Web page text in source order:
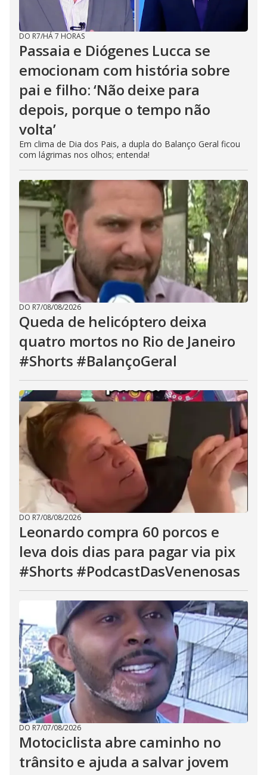
DO R7/HÁ 7 HORAS
Passaia e Diógenes Lucca se
emocionam com história sobre
pai e filho: ‘Não deixe para
depois, porque o tempo não
volta’
Em clima de Dia dos Pais, a dupla do Balanço Geral ficou
com lágrimas nos olhos; entenda!
DO R7/08/08/2026
Queda de helicóptero deixa
quatro mortos no Rio de Janeiro
#Shorts #BalançoGeral
DO R7/08/08/2026
Leonardo compra 60 porcos e
leva dois dias para pagar via pix
#Shorts #PodcastDasVenenosas
DO R7/07/08/2026
Motociclista abre caminho no
trânsito e ajuda a salvar jovem